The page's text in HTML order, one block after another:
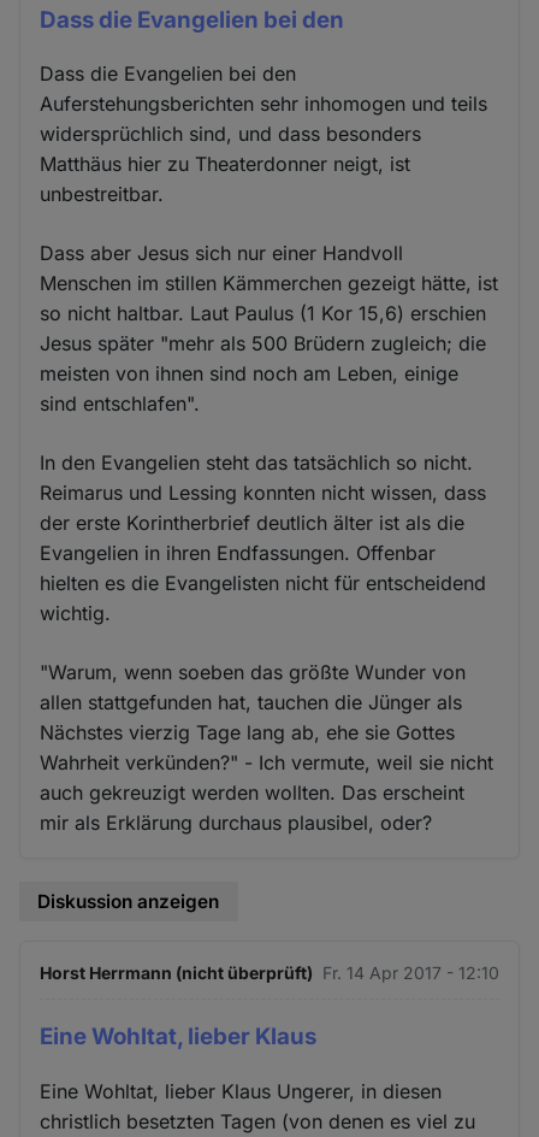
Dass die Evangelien bei den
Dass die Evangelien bei den
Auferstehungsberichten sehr inhomogen und teils
widersprüchlich sind, und dass besonders
Matthäus hier zu Theaterdonner neigt, ist
unbestreitbar.
Dass aber Jesus sich nur einer Handvoll
Menschen im stillen Kämmerchen gezeigt hätte, ist
so nicht haltbar. Laut Paulus (1 Kor 15,6) erschien
Jesus später "mehr als 500 Brüdern zugleich; die
meisten von ihnen sind noch am Leben, einige
sind entschlafen".
In den Evangelien steht das tatsächlich so nicht.
Reimarus und Lessing konnten nicht wissen, dass
der erste Korintherbrief deutlich älter ist als die
Evangelien in ihren Endfassungen. Offenbar
hielten es die Evangelisten nicht für entscheidend
wichtig.
"Warum, wenn soeben das größte Wunder von
allen stattgefunden hat, tauchen die Jünger als
Nächstes vierzig Tage lang ab, ehe sie Gottes
Wahrheit verkünden?" - Ich vermute, weil sie nicht
auch gekreuzigt werden wollten. Das erscheint
mir als Erklärung durchaus plausibel, oder?
Diskussion anzeigen
Horst Herrmann (nicht überprüft) Fr. 14 Apr 2017 - 12:10
Eine Wohltat, lieber Klaus
Eine Wohltat, lieber Klaus Ungerer, in diesen
christlich besetzten Tagen (von denen es viel zu